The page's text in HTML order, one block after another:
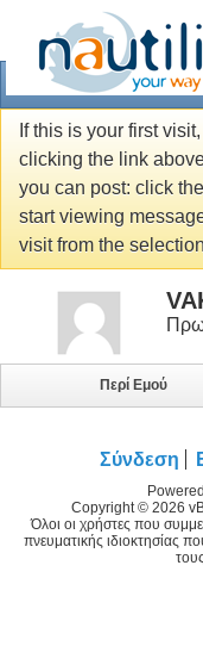
If this is your first
clicking the link
you can post: click
start viewing
visit from the
Περί Εμού
Σύνδεση
Copyright © 2026
Όλοι οι χρήστες που
πνευματικής ιδιοκτησίας